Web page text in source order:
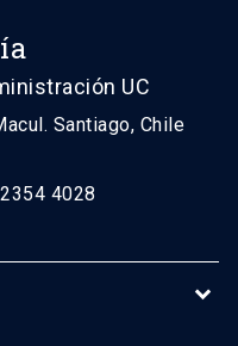
UC
Santiago, Chile
4028